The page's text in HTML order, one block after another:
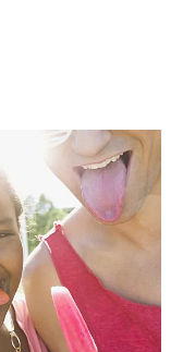
CR (ES)
SUSCRÍBASE